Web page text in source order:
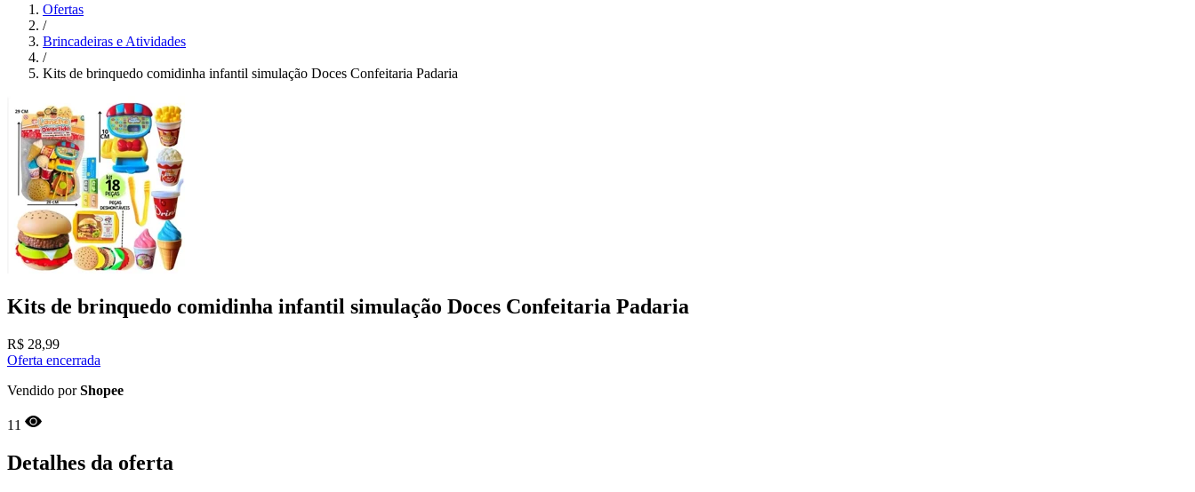
Ofertas
/
Brincadeiras e Atividades
/
Kits de brinquedo comidinha infantil simulação Doces Confeitaria Padaria
Kits de brinquedo comidinha infantil simulação Doces Confeitaria Padaria
R$ 28,99
Oferta encerrada
Vendido porShopee
11
Detalhes da oferta